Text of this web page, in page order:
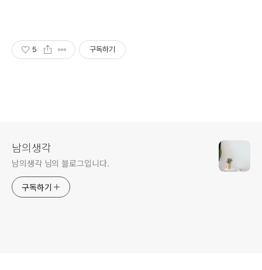
5 구독하기
남의생각
남의생각 님의 블로그입니다.
구독하기